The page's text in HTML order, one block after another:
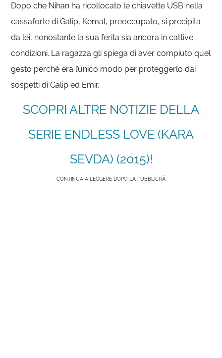
Dopo che Nihan ha ricollocato le chiavette USB nella
cassaforte di Galip, Kemal, preoccupato, si precipita
da lei, nonostante la sua ferita sia ancora in cattive
condizioni. La ragazza gli spiega di aver compiuto quel
gesto perché era l’unico modo per proteggerlo dai
sospetti di Galip ed Emir.
SCOPRI ALTRE NOTIZIE DELLA
SERIE ENDLESS LOVE (KARA
SEVDA) (2015)!
CONTINUA A LEGGERE DOPO LA PUBBLICITÀ